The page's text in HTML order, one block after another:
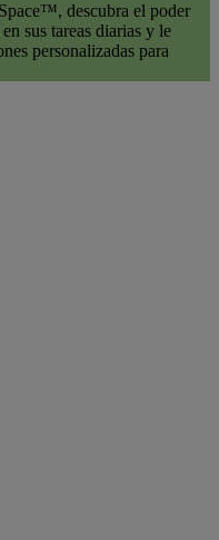
descubra el poder
sus tareas diarias y le
personalizadas para